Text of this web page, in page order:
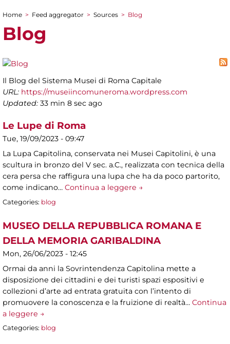
You are here
Home > Feed aggregator > Sources > Blog
Blog
Il Blog del Sistema Musei di Roma Capitale
URL: https://museiincomuneroma.wordpress.com
Updated: 33 min 8 sec ago
Le Lupe di Roma
Tue, 19/09/2023 - 09:47
La Lupa Capitolina, conservata nei Musei Capitolini, è una
scultura in bronzo del V sec. a.C., realizzata con tecnica della
cera persa che raffigura una lupa che ha da poco partorito,
come indicano… Continua a leggere →
Categories: blog
MUSEO DELLA REPUBBLICA ROMANA E
DELLA MEMORIA GARIBALDINA
Mon, 26/06/2023 - 12:45
Ormai da anni la Sovrintendenza Capitolina mette a
disposizione dei cittadini e dei turisti spazi espositivi e
collezioni d’arte ad entrata gratuita con l’intento di
promuovere la conoscenza e la fruizione di realtà… Continua
a leggere →
Categories: blog